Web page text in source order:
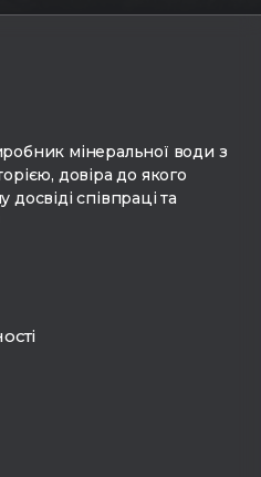
мінеральної води з
довіра до якого
досвіді співпраці та